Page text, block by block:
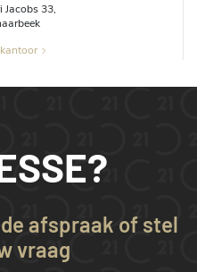
Jacobs 33,
afspraak of stel
vraag